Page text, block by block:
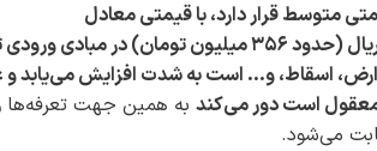
متوسط قرار دارد، با قیمتی معادل
۳،۴۴۴،۵۲۶،۷۸۹ ریال (حدود ۳۴۴ میلیون تومان) تا ۳،۵۶۳،۱۴۹،۳۷۹ ریال (حدود ۳۵۶ میلیون تومان) در
اسقاط، و… است به شدت افزایش می‌یابد و
معقول است دور می‌کند به همین جهت تعرفه‌ها
می‌شود.